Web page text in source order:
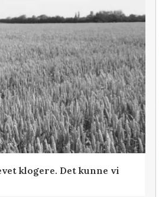
klogere. Det kunne vi